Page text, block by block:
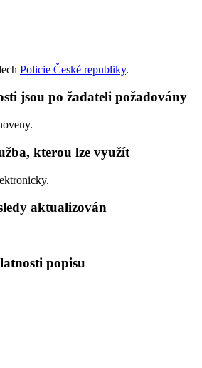
Policie České republiky.
jsou po žadateli požadovány
kterou lze využít
aktualizován
popisu